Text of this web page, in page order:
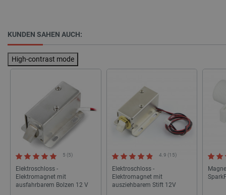
KUNDEN SAHEN AUCH:
High-contrast mode
5 (5)
Elektroschloss -
Elektromagnet mit
ausfahrbarem Bolzen 12 V
4.9 (15)
Elektroschloss -
Elektromagnet mit
ausziehbarem Stift 12V
LaVisitorId_Ym90bGFuZC5sYWRlc2suY29tLw .botland.de
critData
46
Datenschutzerklärung von Google